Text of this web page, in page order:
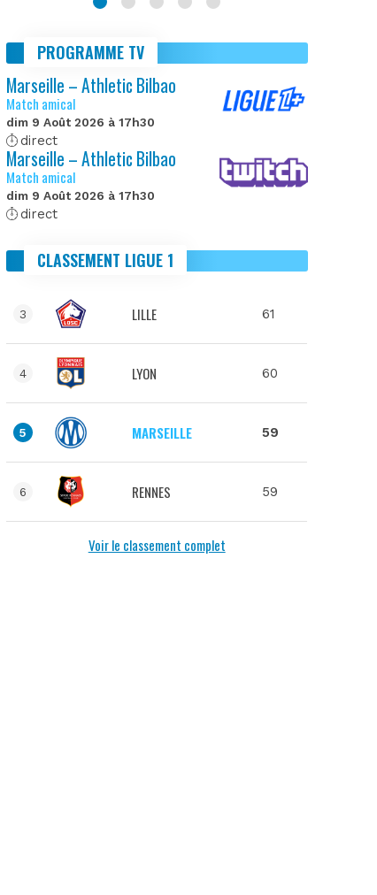
PROGRAMME TV
Marseille – Athletic Bilbao
Match amical
dim 9 Août 2026 à 17h30
direct
Marseille – Athletic Bilbao
Match amical
dim 9 Août 2026 à 17h30
direct
CLASSEMENT LIGUE 1
3 LILLE 61
4 LYON 60
5 MARSEILLE 59
6 RENNES 59
Voir le classement complet